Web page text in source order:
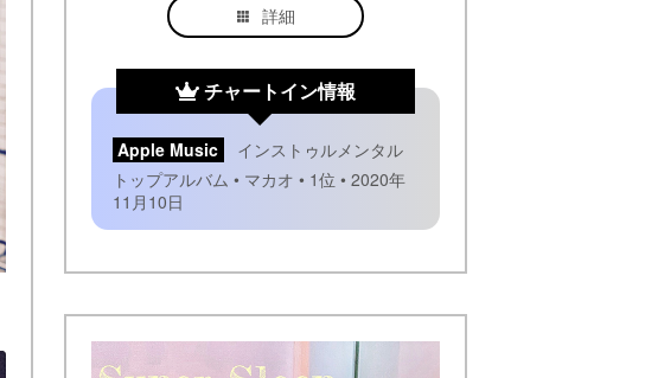
詳細
チャートイン情報
Apple Music
インストゥルメンタル
トップアルバム • マカオ • 1位 • 2020年
11月10日